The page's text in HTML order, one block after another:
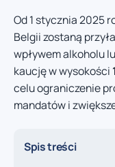
Od 1 stycznia 2025
Belgii zostaną
wpływem alkoholu
kaucję w wysokości
celu ograniczenie
mandatów i
Spis treści